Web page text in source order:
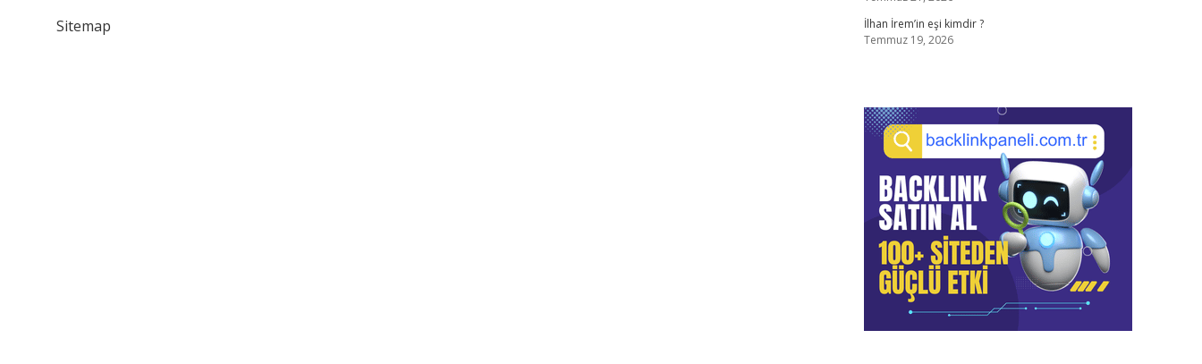
Sitemap
İlhan İrem’in eşi kimdir ?
Temmuz 19, 2026